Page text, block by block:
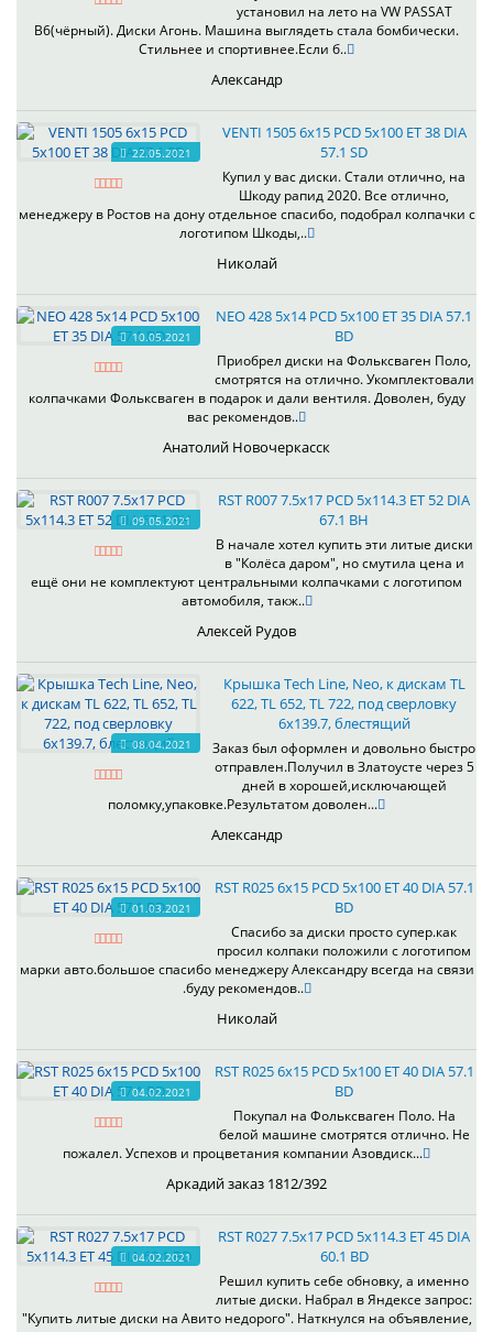
установил на лето на VW PASSAT
B6(чёрный). Диски Агонь. Машина выглядеть стала бомбически.
Стильнее и спортивнее.Если б..
Александр
22.05.2021
VENTI 1505 6x15 PCD 5x100 ET 38 DIA
57.1 SD
Купил у вас диски. Стали отлично, на
Шкоду рапид 2020. Все отлично,
менеджеру в Ростов на дону отдельное спасибо, подобрал колпачки с
логотипом Шкоды,..
Николай
10.05.2021
NEO 428 5x14 PCD 5x100 ET 35 DIA 57.1
BD
Приобрел диски на Фольксваген Поло,
смотрятся на отлично. Укомплектовали
колпачками Фольксваген в подарок и дали вентиля. Доволен, буду
вас рекомендов..
Анатолий Новочеркасск
09.05.2021
RST R007 7.5x17 PCD 5x114.3 ET 52 DIA
67.1 BH
В начале хотел купить эти литые диски
в "Колёса даром", но смутила цена и
ещё они не комплектуют центральными колпачками с логотипом
автомобиля, такж..
Алексей Рудов
08.04.2021
Крышка Tech Line, Neo, к дискам TL
622, TL 652, TL 722, под сверловку
6х139.7, блестящий
Заказ был оформлен и довольно быстро
отправлен.Получил в Златоусте через 5
дней в хорошей,исключающей
поломку,упаковке.Результатом доволен...
Александр
01.03.2021
RST R025 6x15 PCD 5x100 ET 40 DIA 57.1
BD
Спасибо за диски просто супер.как
просил колпаки положили с логотипом
марки авто.большое спасибо менеджеру Александру всегда на связи
.буду рекомендов..
Николай
04.02.2021
RST R025 6x15 PCD 5x100 ET 40 DIA 57.1
BD
Покупал на Фольксваген Поло. На
белой машине смотрятся отлично. Не
пожалел. Успехов и процветания компании Азовдиск...
Аркадий заказ 1812/392
04.02.2021
RST R027 7.5x17 PCD 5x114.3 ET 45 DIA
60.1 BD
Решил купить себе обновку, а именно
литые диски. Набрал в Яндексе запрос:
"Купить литые диски на Авито недорого". Наткнулся на объявление,